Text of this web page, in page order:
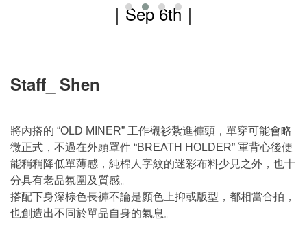
｜Sep 6th ｜
Staff_ Shen
將內搭的 “OLD MINER” 工作襯衫紮進褲頭，單穿可能會略
微正式，不過在外頭罩件 “BREATH HOLDER” 軍背心後便
能稍稍降低單薄感，純棉人字紋的迷彩布料少見之外，也十
分具有老品氛圍及質感。
搭配下身深棕色長褲不論是顏色上抑或版型，都相當合拍，
也創造出不同於單品自身的氣息。